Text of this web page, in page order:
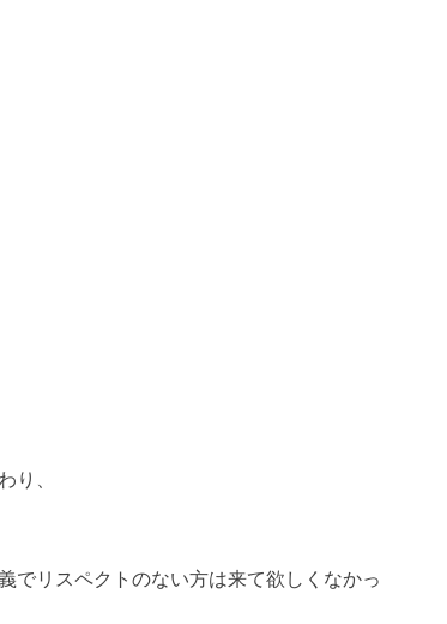
り、
でリスペク トのない方は来て欲しくなかっ